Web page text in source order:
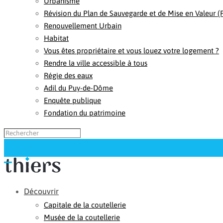
Révision du Plan de Sauvegarde et de Mise en Valeur
Renouvellement Urbain
Habitat
Vous êtes propriétaire et vous louez votre logement ?
Rendre la ville accessible à tous
Régie des eaux
Adil du Puy-de-Dôme
Enquête publique
Fondation du patrimoine
Découvrir
Capitale de la coutellerie
Musée de la coutellerie